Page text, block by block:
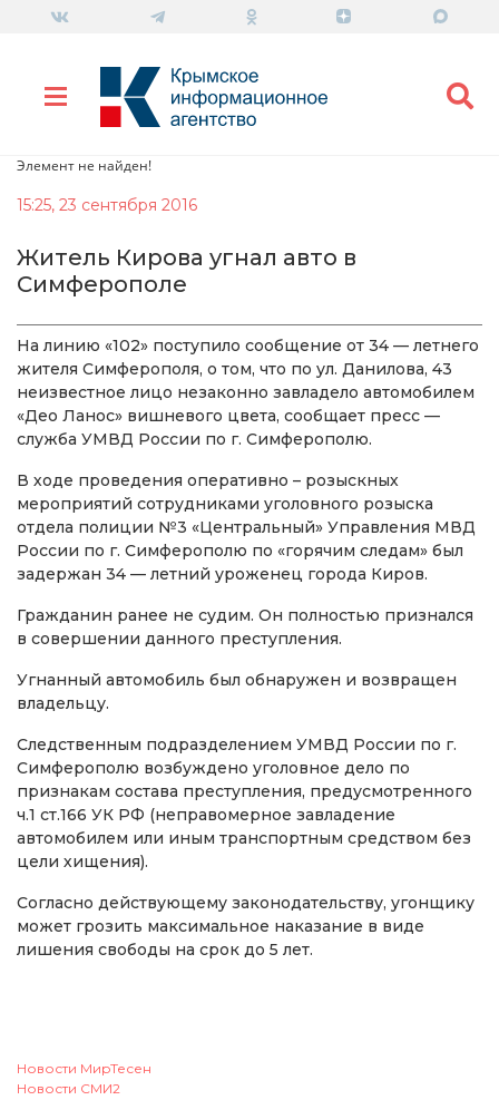
Элемент не найден!
15:25, 23 сентября 2016
Житель Кирова угнал авто в
Симферополе
На линию «102» поступило сообщение от 34 — летнего
жителя Симферополя, о том, что по ул. Данилова, 43
неизвестное лицо незаконно завладело автомобилем
«Део Ланос» вишневого цвета, сообщает пресс —
служба УМВД России по г. Симферополю.
В ходе проведения оперативно – розыскных
мероприятий сотрудниками уголовного розыска
отдела полиции №3 «Центральный» Управления МВД
России по г. Симферополю по «горячим следам» был
задержан 34 — летний уроженец города Киров.
Гражданин ранее не судим. Он полностью признался
в совершении данного преступления.
Угнанный автомобиль был обнаружен и возвращен
владельцу.
Следственным подразделением УМВД России по г.
Симферополю возбуждено уголовное дело по
признакам состава преступления, предусмотренного
ч.1 ст.166 УК РФ (неправомерное завладение
автомобилем или иным транспортным средством без
цели хищения).
Согласно действующему законодательству, угонщику
может грозить максимальное наказание в виде
лишения свободы на срок до 5 лет.
Новости МирТесен
Новости СМИ2